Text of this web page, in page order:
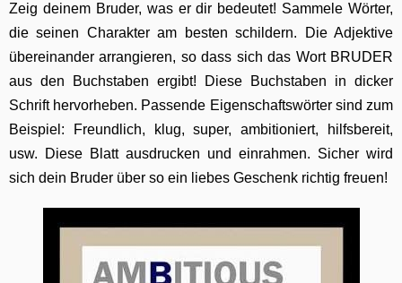
Zeig deinem Bruder, was er dir bedeutet! Sammele Wörter,
die seinen Charakter am besten schildern. Die Adjektive
übereinander arrangieren, so dass sich das Wort BRUDER
aus den Buchstaben ergibt! Diese Buchstaben in dicker
Schrift hervorheben. Passende Eigenschaftswörter sind zum
Beispiel: Freundlich, klug, super, ambitioniert, hilfsbereit,
usw. Diese Blatt ausdrucken und einrahmen. Sicher wird
sich dein Bruder über so ein liebes Geschenk richtig freuen!